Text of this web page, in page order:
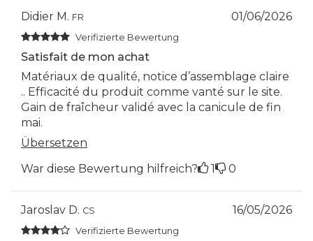
Didier M. FR 01/06/2026
Verifizierte Bewertung
Satisfait de mon achat
Matériaux de qualité, notice d’assemblage claire
.. Efficacité du produit comme vanté sur le site.
Gain de fraîcheur validé avec la canicule de fin
mai.
Übersetzen
War diese Bewertung hilfreich?
1 0
Jaroslav D. CS 16/05/2026
Verifizierte Bewertung